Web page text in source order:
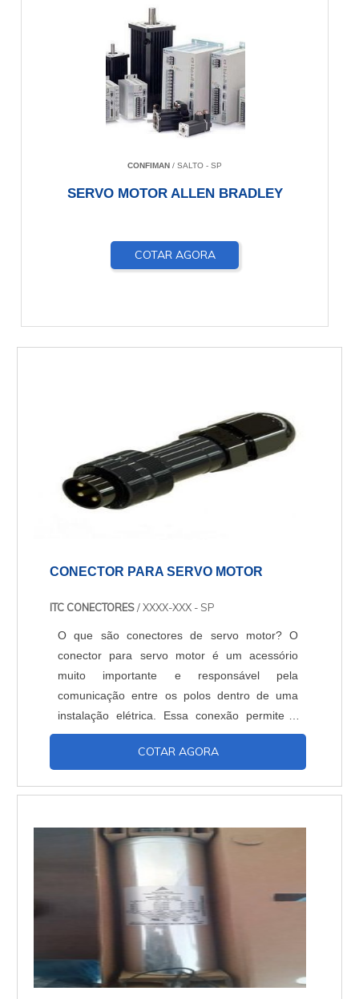
CONFIMAN / SALTO - SP
SERVO MOTOR ALLEN BRADLEY
COTAR AGORA
CONECTOR PARA SERVO MOTOR
ITC CONECTORES/ XXXX-XXX - SP
O que são conectores de servo motor? O
conector para servo motor é um acessório
muito importante e responsável pela
comunicação entre os polos dentro de uma
instalação elétrica. Essa conexão permite a
transmissão de diversos sinais. Função O
conector para servo motor tem a função de
de sinal, potência e frequência, dentro de uma
benefício, Facilidade de ...
COTAR AGORA